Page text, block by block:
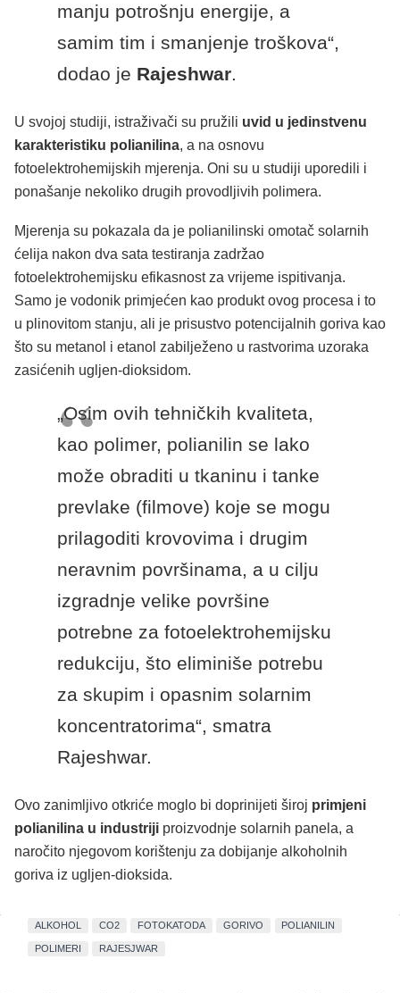
manju potrošnju energije, a
samim tim i smanjenje troškova“,
dodao je Rajeshwar.
U svojoj studiji, istraživači su pružili uvid u jedinstvenu
karakteristiku polianilina, a na osnovu
fotoelektrohemijskih mjerenja. Oni su u studiji uporedili i
ponašanje nekoliko drugih provodljivih polimera.
Mjerenja su pokazala da je polianilinski omotač solarnih
ćelija nakon dva sata testiranja zadržao
fotoelektrohemijsku efikasnost za vrijeme ispitivanja.
Samo je vodonik primjećen kao produkt ovog procesa i to
u plinovitom stanju, ali je prisustvo potencijalnih goriva kao
što su metanol i etanol zabilježeno u rastvorima uzoraka
zasićenih ugljen-dioksidom.
„Osim ovih tehničkih kvaliteta,
kao polimer, polianilin se lako
može obraditi u tkaninu i tanke
prevlake (filmove) koje se mogu
prilagoditi krovovima i drugim
neravnim površinama, a u cilju
izgradnje velike površine
potrebne za fotoelektrohemijsku
redukciju, što eliminiše potrebu
za skupim i opasnim solarnim
koncentratorima“, smatra
Rajeshwar.
Ovo zanimljivo otkriće moglo bi doprinijeti široj primjeni
polianilina u industriji proizvodnje solarnih panela, a
naročito njegovom korištenju za dobijanje alkoholnih
goriva iz ugljen-dioksida.
ALKOHOL CO2 FOTOKATODA GORIVO POLIANILIN
POLIMERI RAJESJWAR